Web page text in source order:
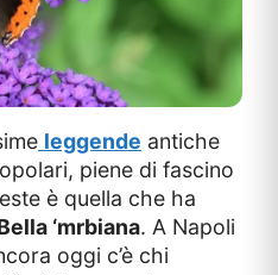
leggende antiche
piene di fascino
è quella che ha
‘mrbiana. A Napoli
oggi c’è chi